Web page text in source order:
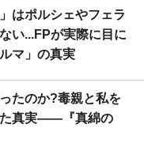
はポルシェやフェラ
い...FPが実際に目に
マ」の真実
たのか?毒親と私を
た真実――『真綿の